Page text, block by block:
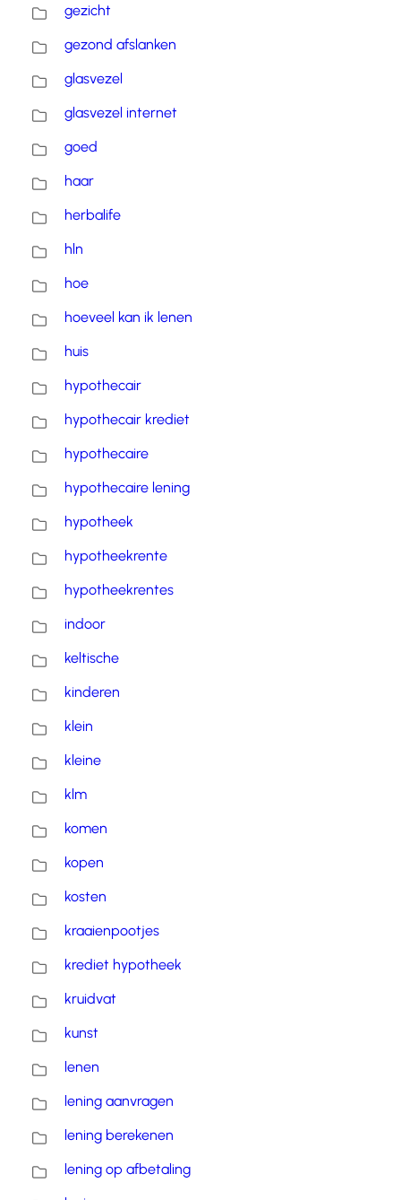
gezicht
gezond afslanken
glasvezel
glasvezel internet
goed
haar
herbalife
hln
hoe
hoeveel kan ik lenen
huis
hypothecair
hypothecair krediet
hypothecaire
hypothecaire lening
hypotheek
hypotheekrente
hypotheekrentes
indoor
keltische
kinderen
klein
kleine
klm
komen
kopen
kosten
kraaienpootjes
krediet hypotheek
kruidvat
kunst
lenen
lening aanvragen
lening berekenen
lening op afbetaling